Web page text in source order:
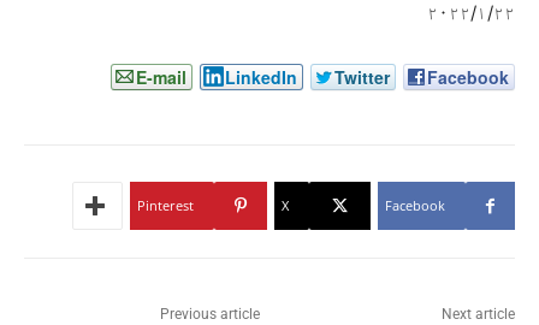
۲۰۲۲/۱/۲۲
Facebook
Twitter
LinkedIn
E-mail
Facebook
X
Pinterest
Previous article Next article